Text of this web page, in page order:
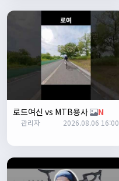
사진 업로드 테스트
테스트 완료입니다 :)
로드여신 vs MTB용사 N
관리자 2026.08.06 16:00